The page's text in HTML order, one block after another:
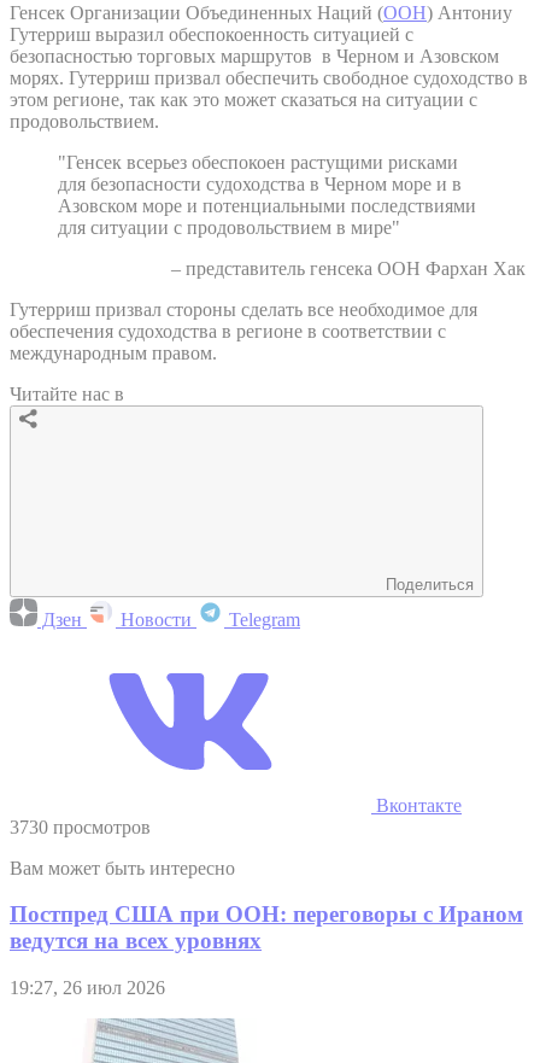
Генсек Организации Объединенных Наций (ООН) Антониу
Гутерриш выразил обеспокоенность ситуацией с
безопасностью торговых маршрутов в Черном и Азовском
морях. Гутерриш призвал обеспечить свободное судоходство в
этом регионе, так как это может сказаться на ситуации с
продовольствием.
"Генсек всерьез обеспокоен растущими рисками
для безопасности судоходства в Черном море и в
Азовском море и потенциальными последствиями
для ситуации с продовольствием в мире"
– представитель генсека ООН Фархан Хак
Гутерриш призвал стороны сделать все необходимое для
обеспечения судоходства в регионе в соответствии с
международным правом.
Читайте нас в
Поделиться
Дзен Новости Telegram
Вконтакте
3730 просмотров
Вам может быть интересно
Постпред США при ООН: переговоры с Ираном
ведутся на всех уровнях
19:27, 26 июл 2026